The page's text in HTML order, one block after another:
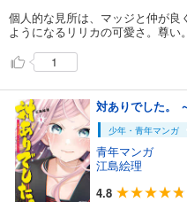
個人的な見所は、マッジと仲が
ようになるリリカの可愛さ。尊い。
1
少年・青年マンガ
青年マンガ
江島絵理
4.8